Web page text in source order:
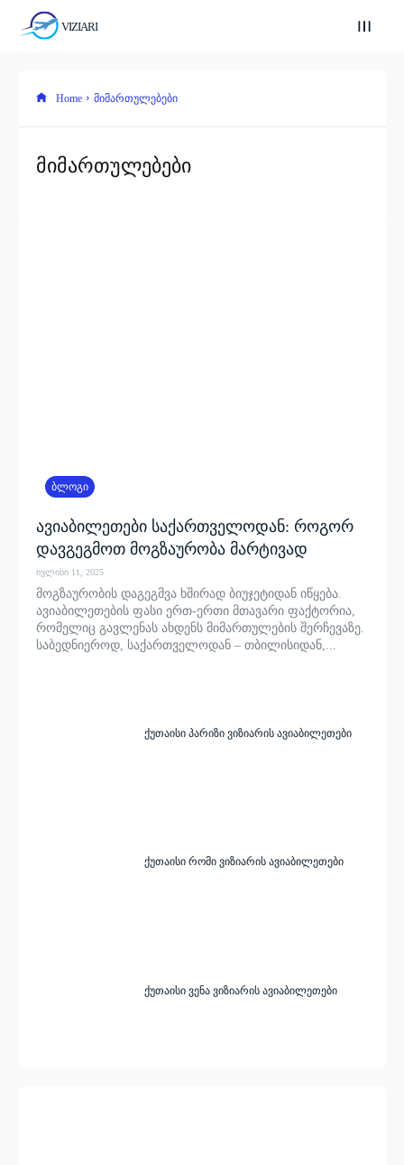
VIZIARI
Home მიმართულებები
მიმართულებები
ბლოგი
ავიაბილეთები საქართველოდან: როგორ
დავგეგმოთ მოგზაურობა მარტივად
ივლისი 11, 2025
მოგზაურობის დაგეგმვა ხშირად ბიუჯეტიდან იწყება.
ავიაბილეთების ფასი ერთ-ერთი მთავარი ფაქტორია,
რომელიც გავლენას ახდენს მიმართულების შერჩევაზე.
საბედნიეროდ, საქართველოდან – თბილისიდან,...
ქუთაისი პარიზი ვიზიარის ავიაბილეთები
ქუთაისი რომი ვიზიარის ავიაბილეთები
ქუთაისი ვენა ვიზიარის ავიაბილეთები